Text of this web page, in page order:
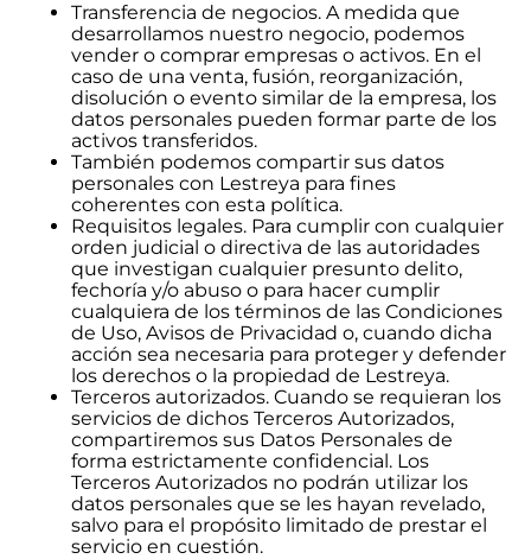
Transferencia de negocios. A medida que
desarrollamos nuestro negocio, podemos
vender o comprar empresas o activos. En el
caso de una venta, fusión, reorganización,
disolución o evento similar de la empresa, los
datos personales pueden formar parte de los
activos transferidos.
También podemos compartir sus datos
personales con Lestreya para fines
coherentes con esta política.
Requisitos legales. Para cumplir con cualquier
orden judicial o directiva de las autoridades
que investigan cualquier presunto delito,
fechoría y/o abuso o para hacer cumplir
cualquiera de los términos de las Condiciones
de Uso, Avisos de Privacidad o, cuando dicha
acción sea necesaria para proteger y defender
los derechos o la propiedad de Lestreya.
Terceros autorizados. Cuando se requieran los
servicios de dichos Terceros Autorizados,
compartiremos sus Datos Personales de
forma estrictamente confidencial. Los
Terceros Autorizados no podrán utilizar los
datos personales que se les hayan revelado,
salvo para el propósito limitado de prestar el
servicio en cuestión.